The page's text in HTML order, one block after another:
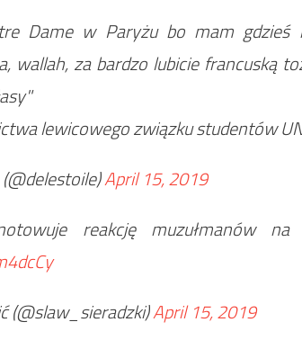
Dame w Paryżu bo mam gdzieś
wallah, za bardzo lubicie francuską
lewicowego związku studentów
April 15, 2019
reakcję muzułmanów
(@slaw_sieradzki)April 15, 2019